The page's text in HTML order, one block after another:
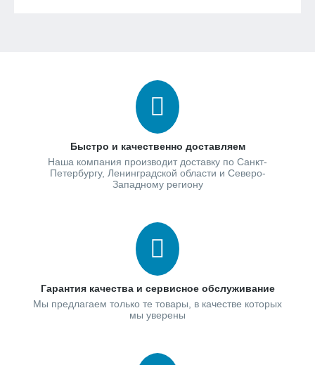
Быстро и качественно доставляем
Наша компания производит доставку по Санкт-
Петербургу, Ленинградской области и Северо-
Западному региону
Гарантия качества и сервисное обслуживание
Мы предлагаем только те товары, в качестве которых
мы уверены